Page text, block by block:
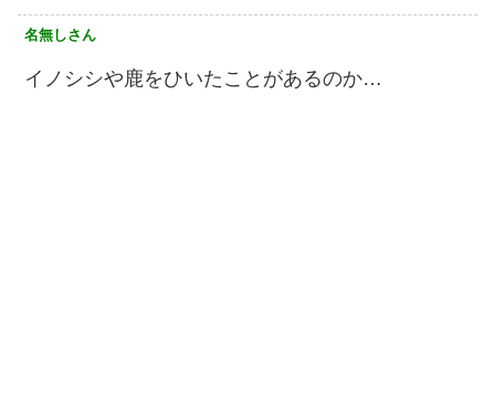
名無しさん
イノシシや鹿をひいたことがあるのか…